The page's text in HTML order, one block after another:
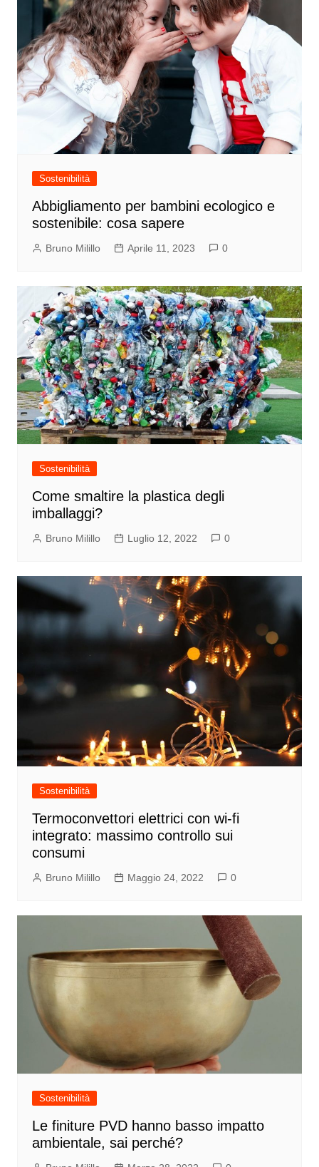
Sostenibilità
Abbigliamento per bambini ecologico e
sostenibile: cosa sapere
Bruno Milillo Aprile 11, 2023 0
Sostenibilità
Come smaltire la plastica degli
imballaggi?
Bruno Milillo Luglio 12, 2022 0
Sostenibilità
Termoconvettori elettrici con wi-fi
integrato: massimo controllo sui
consumi
Bruno Milillo Maggio 24, 2022 0
Sostenibilità
Le finiture PVD hanno basso impatto
ambientale, sai perché?